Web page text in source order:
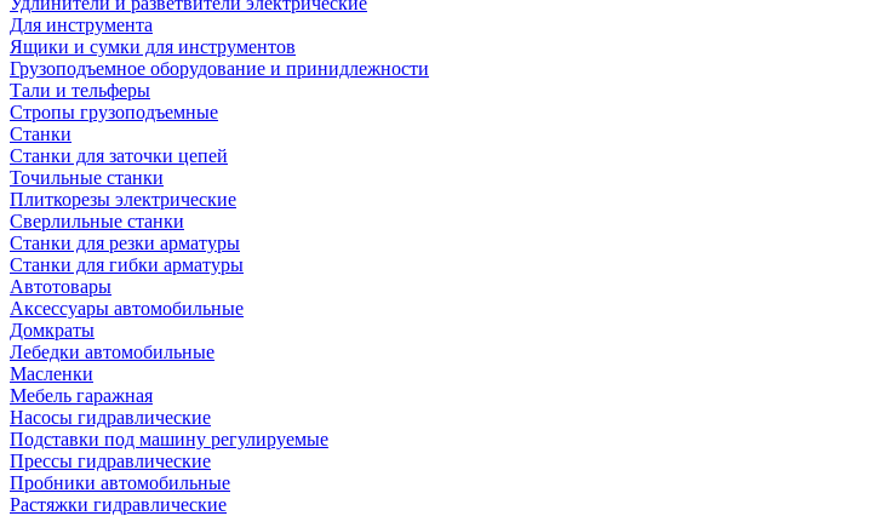
Для инструмента
Ящики и сумки для инструментов
Грузоподъемное оборудование и принидлежности
Тали и тельферы
Стропы грузоподъемные
Станки
Станки для заточки цепей
Точильные станки
Плиткорезы электрические
Сверлильные станки
Станки для резки арматуры
Станки для гибки арматуры
Автотовары
Аксессуары автомобильные
Домкраты
Лебедки автомобильные
Масленки
Мебель гаражная
Насосы гидравлические
Подставки под машину регулируемые
Прессы гидравлические
Пробники автомобильные
Растяжки гидравлические